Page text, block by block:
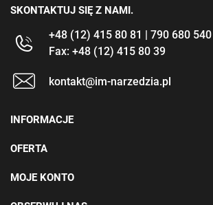
SKONTAKTUJ SIĘ Z NAMI.
+48 (12) 415 80 81 | 790 680 540
Fax: +48 (12) 415 80 39
kontakt@im-narzedzia.pl
INFORMACJE
OFERTA
MOJE KONTO